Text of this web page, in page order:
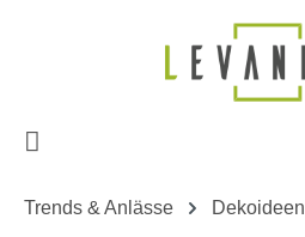
Zum Hauptinhalt springen
Trends & Anlässe Dekoideen